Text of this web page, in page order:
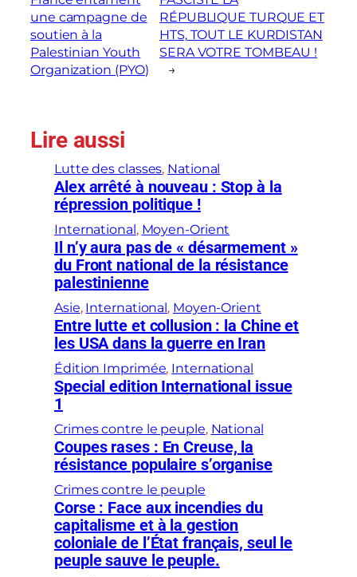
une campagne de
soutien à la
Palestinian Youth
Organization (PYO)
RÉPUBLIQUE TURQUE ET
HTS, TOUT LE KURDISTAN
SERA VOTRE TOMBEAU !
→
Lire aussi
Lutte des classes, National
Alex arrêté à nouveau : Stop à la
répression politique !
International , Moyen-Orient
Il n’y aura pas de « désarmement »
du Front national de la résistance
palestinienne
Asie, International , Moyen-Orient
Entre lutte et collusion : la Chine et
les USA dans la guerre en Iran
Édition Imprimée, International
Special edition International issue
1
Crimes contre le peuple, National
Coupes rases : En Creuse, la
résistance populaire s’organise
Crimes contre le peuple
Corse : Face aux incendies du
capitalisme et à la gestion
coloniale de l’État français, seul le
peuple sauve le peuple.